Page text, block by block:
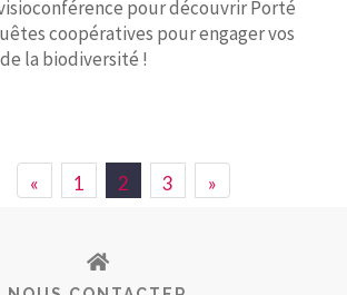
pour découvrir Porté
coopératives pour engager vos
la biodiversité !
« 1 2 3 »